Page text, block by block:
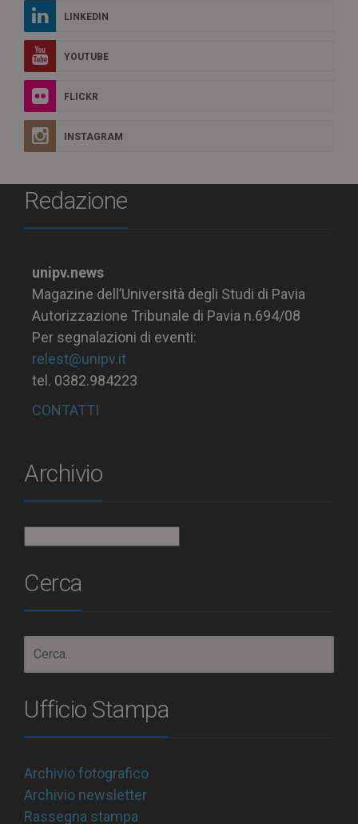
LINKEDIN
YOUTUBE
FLICKR
INSTAGRAM
Redazione
unipv.news
Magazine dell’Università degli Studi di Pavia
Autorizzazione Tribunale di Pavia n.694/08
Per segnalazioni di eventi:
relest@unipv.it
tel. 0382.984223
CONTATTI
Archivio
Cerca
Ufficio Stampa
Archivio fotografico
Archivio newsletter
Rassegna stampa